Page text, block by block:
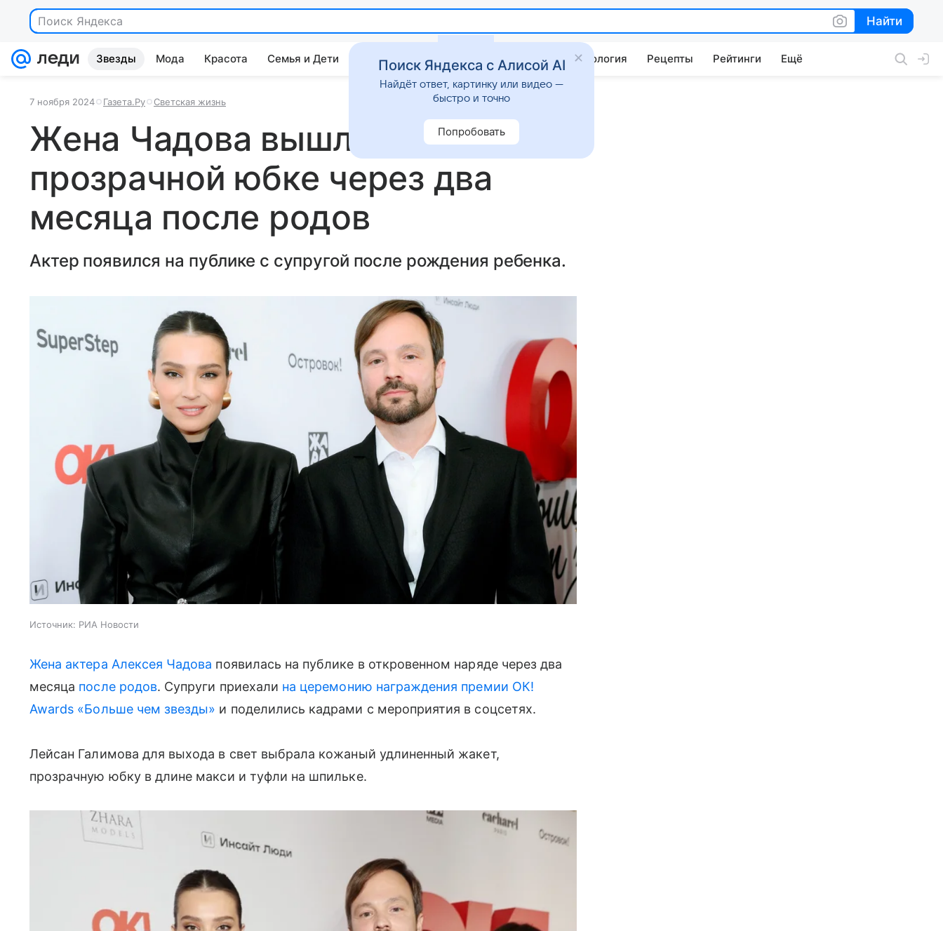
Поиск Яндекса Найти
Найти
Звезды Мода Красота Семья и Дети Дом Гороскопы Стиль жизни Психология Рецепты Рейтинги Ещё
7 ноября 2024 Газета.Ру Светская жизнь
Жена Чадова вышла в свет в
прозрачной юбке через два
месяца после родов
Актер появился на публике с супругой после рождения ребенка.
Источник: РИА Новости
Жена актера Алексея Чадова появилась на публике в откровенном наряде через два
месяца после родов. Супруги приехали на церемонию награждения премии ОК!
Awards «Больше чем звезды» и поделились кадрами с мероприятия в соцсетях.
Лейсан Галимова для выхода в свет выбрала кожаный удлиненный жакет,
прозрачную юбку в длине макси и туфли на шпильке.
Поиск Яндекса с Алисой AI
Найдёт ответ, картинку или видео —
быстро и точно
Попробовать